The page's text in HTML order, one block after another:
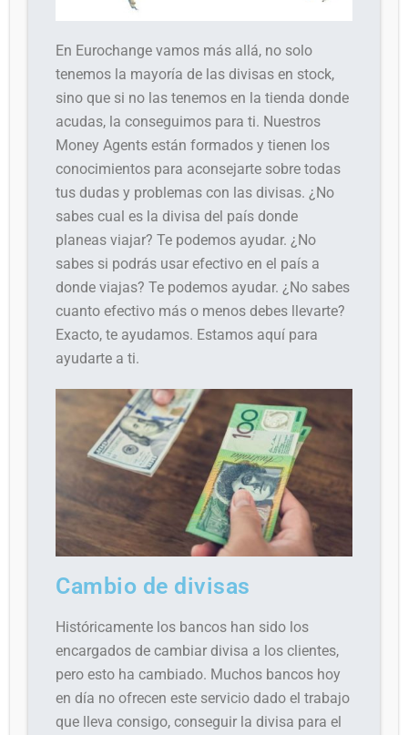
En Eurochange vamos más allá, no solo
tenemos la mayoría de las divisas en stock,
sino que si no las tenemos en la tienda donde
acudas, la conseguimos para ti. Nuestros
Money Agents están formados y tienen los
conocimientos para aconsejarte sobre todas
tus dudas y problemas con las divisas. ¿No
sabes cual es la divisa del país donde
planeas viajar? Te podemos ayudar. ¿No
sabes si podrás usar efectivo en el país a
donde viajas? Te podemos ayudar. ¿No sabes
cuanto efectivo más o menos debes llevarte?
Exacto, te ayudamos. Estamos aquí para
ayudarte a ti.
Cambio de divisas
Históricamente los bancos han sido los
encargados de cambiar divisa a los clientes,
pero esto ha cambiado. Muchos bancos hoy
en día no ofrecen este servicio dado el trabajo
que lleva consigo, conseguir la divisa para el